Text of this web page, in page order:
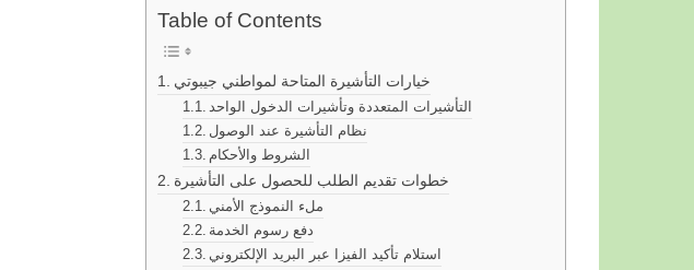
Table of Contents
خيارات التأشيرة المتاحة لمواطني جيبوتي
التأشيرات المتعددة وتأشيرات الدخول الواحد
نظام التأشيرة عند الوصول
الشروط والأحكام
خطوات تقديم الطلب للحصول على التأشيرة
ملء النموذج الأمني
دفع رسوم الخدمة
استلام تأكيد الفيزا عبر البريد الإلكتروني